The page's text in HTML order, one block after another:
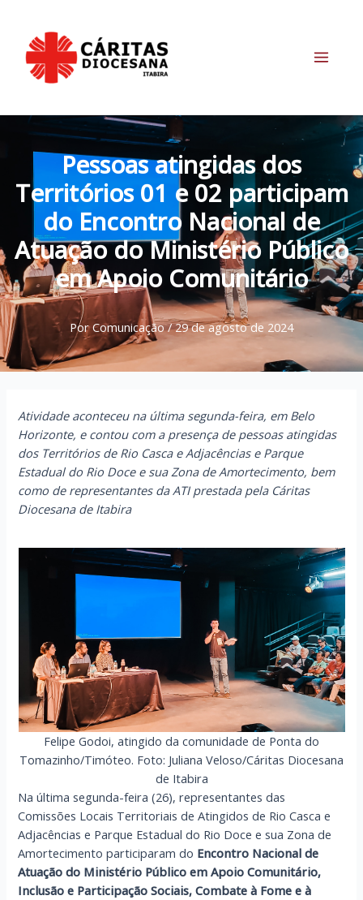
conteúdo
Pessoas atingidas dos
Territórios 01 e 02 participam
do Encontro Nacional de
Atuação do Ministério Público
em Apoio Comunitário
PorComunicação/29 de agosto de 2024
Atividade aconteceu na última segunda-feira, em Belo
Horizonte, e contou com a presença de pessoas atingidas
dos Territórios de Rio Casca e Adjacências e Parque
Estadual do Rio Doce e sua Zona de Amortecimento, bem
como de representantes da ATI prestada pela Cáritas
Diocesana de Itabira
Felipe Godoi, atingido da comunidade de Ponta do
Tomazinho/Timóteo. Foto: Juliana Veloso/Cáritas Diocesana
de Itabira
Na última segunda-feira (26), representantes das
Comissões Locais Territoriais de Atingidos de Rio Casca e
Adjacências e Parque Estadual do Rio Doce e sua Zona de
Amortecimento participaram do Encontro Nacional de
Atuação do Ministério Público em Apoio Comunitário,
Inclusão e Participação Sociais, Combate à Fome e à